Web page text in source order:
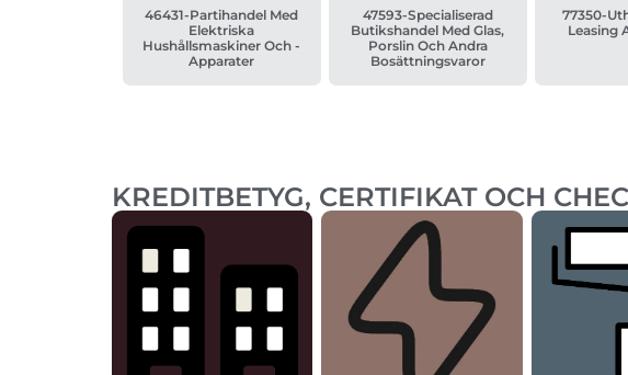
46431-Partihandel Med
Elektriska
Hushållsmaskiner Och -
Apparater
47593-Specialiserad
Butikshandel Med Glas,
Porslin Och Andra
Bosättningsvaror
77350-
Leasing
KREDITBETYG, CERTIFIKAT OCH